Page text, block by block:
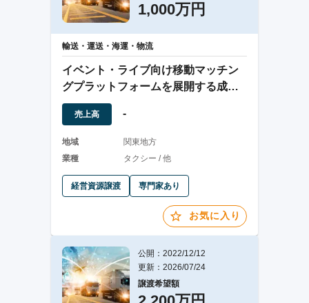
1,000万円
輸送・運送・海運・物流
イベント・ライブ向け移動マッチン
グプラットフォームを展開する成長
事業
売上高 -
地域
関東地方
業種
タクシー / 他
経営資源譲渡 専門家あり
お気に入り
公開：2022/12/12
更新：2026/07/24
譲渡希望額